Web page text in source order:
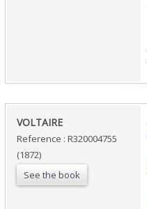
‎VOLTAIRE‎
Reference : R320004755
(1872)
See the book